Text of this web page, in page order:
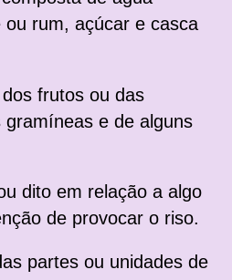
rum, açúcar e casca
frutos ou das
e de alguns
dito em relação a algo
de provocar o riso.
partes ou unidades de